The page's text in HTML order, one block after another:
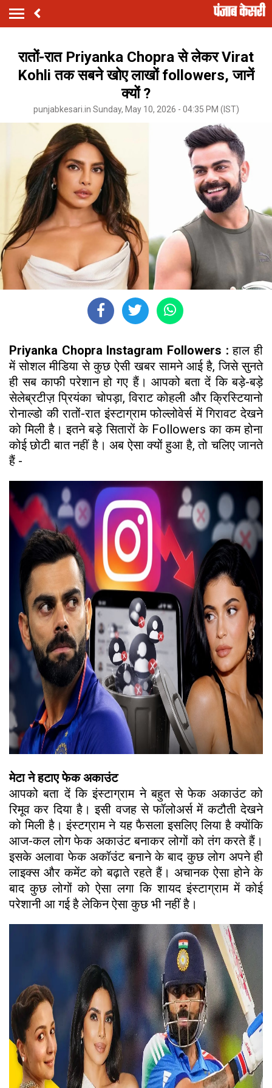
रातों-रात Priyanka Chopra से लेकर Virat
Kohli तक सबने खोए लाखों followers, जानें
क्यों ?
punjabkesari.in Sunday, May 10, 2026 - 04:35 PM (IST)
Priyanka Chopra Instagram Followers :हाल ही
में सोशल मीडिया से कुछ ऐसी खबर सामने आई है, जिसे सुनते
ही सब काफी परेशान हो गए हैं। आपको बता दें कि बड़े-बड़े
सेलेब्रटीज़ प्रियंका चोपड़ा, विराट कोहली और क्रिस्टियानो
रोनाल्डो की रातों-रात इंस्टाग्राम फोल्लोवेर्स में गिरावट देखने
को मिली है। इतने बड़े सितारों के Followers का कम होना
कोई छोटी बात नहीं है। अब ऐसा क्यों हुआ है, तो चलिए जानते
हैं -
मेटा ने हटाए फेक अकाउंट
आपको बता दें कि इंस्टाग्राम ने बहुत से फेक अकाउंट को
रिमूव कर दिया है। इसी वजह से फॉलोअर्स में कटौती देखने
को मिली है। इंस्टग्राम ने यह फैसला इसलिए लिया है क्योंकि
आज-कल लोग फेक अकाउंट बनाकर लोगों को तंग करते हैं।
इसके अलावा फेक अकॉउंट बनाने के बाद कुछ लोग अपने ही
लाइक्स और कमेंट को बढ़ाते रहते हैं। अचानक ऐसा होने के
बाद कुछ लोगों को ऐसा लगा कि शायद इंस्टाग्राम में कोई
परेशानी आ गई है लेकिन ऐसा कुछ भी नहीं है।